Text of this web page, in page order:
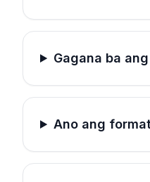
Gagana ba
Ano ang